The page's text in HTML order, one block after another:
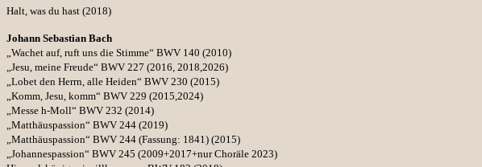
Halt, was du hast (2018)
Johann Sebastian Bach
„Wachet auf, ruft uns die Stimme“ BWV 140 (2010)
„Jesu, meine Freude“ BWV 227 (2016, 2018,2026)
„Lobet den Herrn, alle Heiden“ BWV 230 (2015)
„Komm, Jesu, komm“ BWV 229 (2015,2024)
„Messe h-Moll“ BWV 232 (2014)
„Matthäuspassion“ BWV 244 (2019)
„Matthäuspassion“ BWV 244 (Fassung: 1841) (2015)
„Johannespassion“ BWV 245 (2009+2017+nur Choräle 2023)